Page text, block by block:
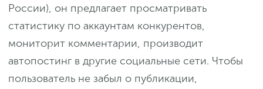
России), он предлагает просматривать
статистику по аккаунтам конкурентов,
мониторит комментарии, производит
автопостинг в другие социальные сети. Чтобы
пользователь не забыл о публикации,